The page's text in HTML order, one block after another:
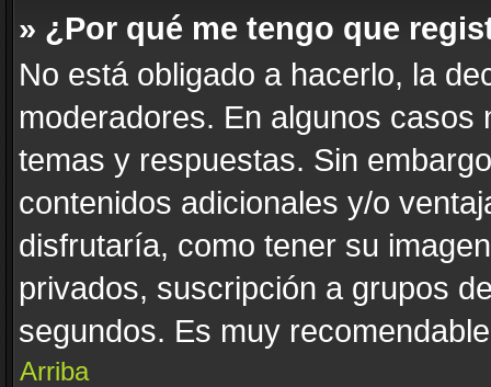
» ¿Por qué me tengo que
No está obligado a hacerlo, la
moderadores. En algunos
temas y respuestas. Sin
contenidos adicionales y/o
disfrutaría, como tener su
privados, suscripción a grupos
segundos. Es muy
Arriba